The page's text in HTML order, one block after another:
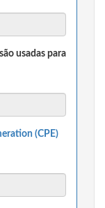
usadas para
(CPE)